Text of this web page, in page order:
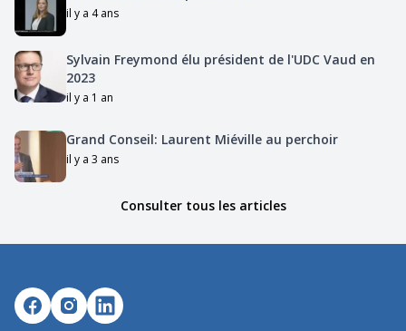
il y a 4 ans
Sylvain Freymond élu président de l'UDC Vaud en
2023
il y a 1 an
Grand Conseil: Laurent Miéville au perchoir
il y a 3 ans
Consulter tous les articles